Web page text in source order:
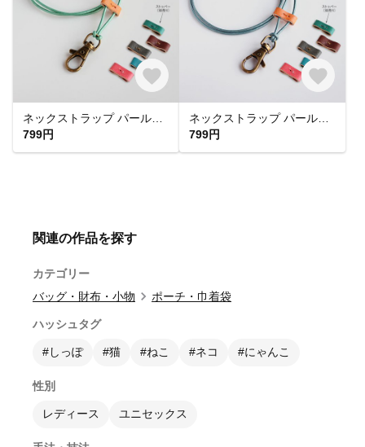
799円
799円
関連の作品を探す
カテゴリー
バッグ・財布・小物
ポーチ・巾着袋
ハッシュタグ
#しっぽ #猫 #ねこ #ネコ #にゃんこ
性別
レディース ユニセックス